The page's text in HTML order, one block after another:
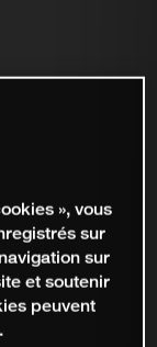
», vous
sur
sur
et soutenir
peuvent